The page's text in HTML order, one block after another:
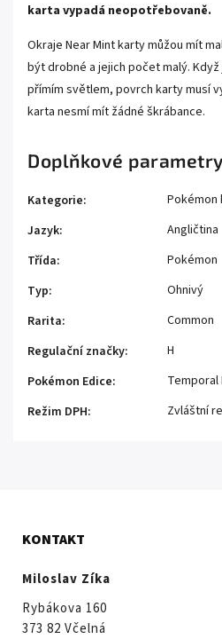
karta vypadá neopotřebovaně.
Okraje Near Mint karty můžou mít
být drobné a jejich počet malý.
přímím světlem, povrch karty musí
karta nesmí mít žádné škrábance.
Doplňkové parametry
Kategorie:
Jazyk:
Angličtina
Třída:
Pokémon
Typ:
Ohnivý
Rarita:
Common
Regulační značky:
H
Pokémon Edice:
Temporal
Režim DPH: Zvláštní
KONTAKT
Miloslav Zíka
Rybákova 160
373 82 Včelná